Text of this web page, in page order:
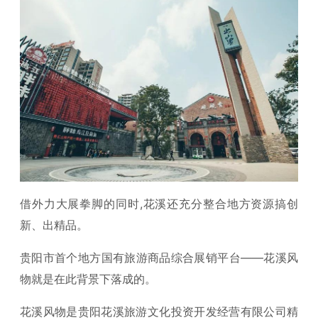
借外力大展拳脚的同时,花溪还充分整合地方资源搞创
新、出精品。
贵阳市首个地方国有旅游商品综合展销平台——花溪风
物就是在此背景下落成的。
花溪风物是贵阳花溪旅游文化投资开发经营有限公司精